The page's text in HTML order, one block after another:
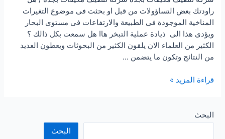
راودتك بعض التساؤولات من قبل او بحثت فى موضوع التغيرات
المناخية الموجودة فى الطبيعة والارتفاعات فى مستوى البحار
ويؤدى هذا الى ذيادة عملية التبخر هاا هل سمعت بكل ذالك ؟
الكثير من العلماء الان يلقون الكثير من البحوثات ويعطون العديد
من النتائج وتكون ما يتضمن …
شركة
بجدة
قراءة المزيد »
البحث
البحث